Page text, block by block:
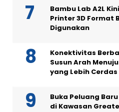
Bambu Lab A2L
Printer 3D Format
Digunakan
Konektivitas
Susun Arah
yang Lebih Cerdas
Buka Peluang
di Kawasan